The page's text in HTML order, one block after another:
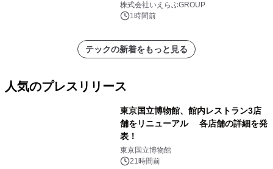
株式会社いえらぶGROUP
1時間前
テックの新着をもっと見る
人気のプレスリリース
東京国立博物館、館内レストラン3店
舗をリニューアル 各店舗の詳細を発
表！
東京国立博物館
21時間前